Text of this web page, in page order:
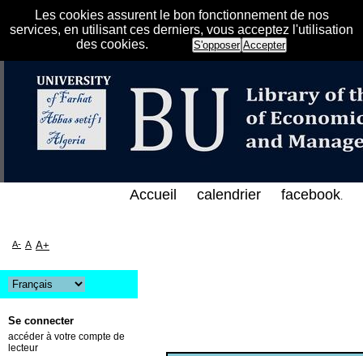
Les cookies assurent le bon fonctionnement de nos
services, en utilisant ces derniers, vous acceptez l'utilisation
des cookies.
S'opposer Accepter
الإلكتروني على الخط المباشر لمكتبة كلية
Accueil calendrier facebook.
A- A A+
Se connecter
accéder à votre compte de
lecteur